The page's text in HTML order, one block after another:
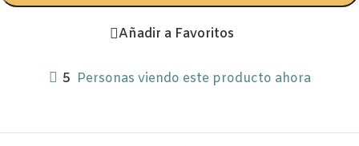
Añadir a Favoritos
5 Personas viendo este producto ahora